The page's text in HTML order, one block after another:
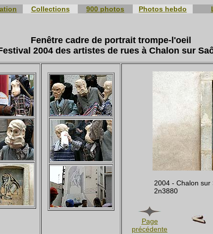
Collections 900 photos Photos hebdo
Fenêtre cadre de portrait trompe-l'oeil
2004 des artistes de rues à Chalon sur
2004 - Chalon sur
2n3880
Page
précédente